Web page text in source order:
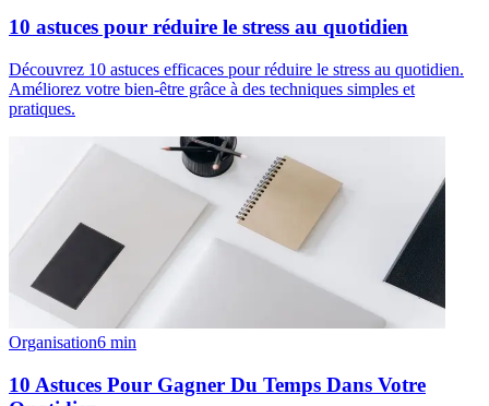
10 astuces pour réduire le stress au quotidien
Découvrez 10 astuces efficaces pour réduire le stress au quotidien.
Améliorez votre bien-être grâce à des techniques simples et
pratiques.
Organisation6 min
10 Astuces Pour Gagner Du Temps Dans Votre